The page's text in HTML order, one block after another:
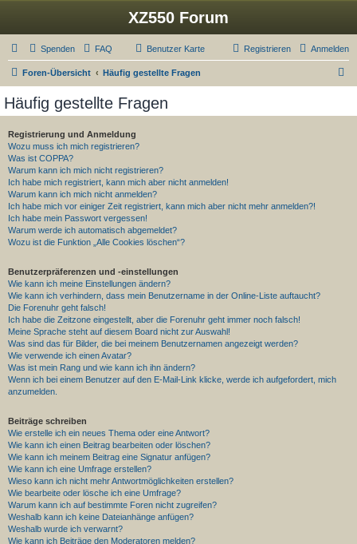
XZ550 Forum
Spenden FAQ Benutzer Karte Anmelden
Registrieren
Foren-Übersicht Häufig gestellte Fragen
Häufig gestellte Fragen
Registrierung und Anmeldung
Wozu muss ich mich registrieren?
Was ist COPPA?
Warum kann ich mich nicht registrieren?
Ich habe mich registriert, kann mich aber nicht anmelden!
Warum kann ich mich nicht anmelden?
Ich habe mich vor einiger Zeit registriert, kann mich aber nicht mehr anmelden?!
Ich habe mein Passwort vergessen!
Warum werde ich automatisch abgemeldet?
Wozu ist die Funktion „Alle Cookies löschen“?
Benutzerpräferenzen und -einstellungen
Wie kann ich meine Einstellungen ändern?
Wie kann ich verhindern, dass mein Benutzername in der Online-Liste auftaucht?
Die Forenuhr geht falsch!
Ich habe die Zeitzone eingestellt, aber die Forenuhr geht immer noch falsch!
Meine Sprache steht auf diesem Board nicht zur Auswahl!
Was sind das für Bilder, die bei meinem Benutzernamen angezeigt werden?
Wie verwende ich einen Avatar?
Was ist mein Rang und wie kann ich ihn ändern?
Wenn ich bei einem Benutzer auf den E-Mail-Link klicke, werde ich aufgefordert, mich
anzumelden.
Beiträge schreiben
Wie erstelle ich ein neues Thema oder eine Antwort?
Wie kann ich einen Beitrag bearbeiten oder löschen?
Wie kann ich meinem Beitrag eine Signatur anfügen?
Wie kann ich eine Umfrage erstellen?
Wieso kann ich nicht mehr Antwortmöglichkeiten erstellen?
Wie bearbeite oder lösche ich eine Umfrage?
Warum kann ich auf bestimmte Foren nicht zugreifen?
Weshalb kann ich keine Dateianhänge anfügen?
Weshalb wurde ich verwarnt?
Wie kann ich Beiträge den Moderatoren melden?